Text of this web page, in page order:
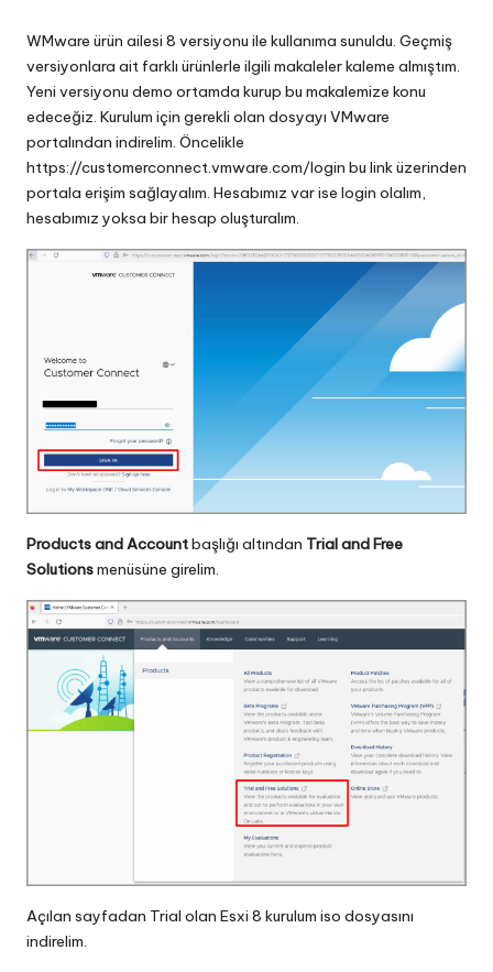
WMware ürün ailesi 8 versiyonu ile kullanıma sunuldu. Geçmiş
versiyonlara ait farklı ürünlerle ilgili makaleler kaleme almıştım.
Yeni versiyonu demo ortamda kurup bu makalemize konu
edeceğiz. Kurulum için gerekli olan dosyayı VMware
portalından indirelim. Öncelikle
https://customerconnect.vmware.com/login bu link üzerinden
portala erişim sağlayalım. Hesabımız var ise login olalım,
hesabımız yoksa bir hesap oluşturalım.
Products and Accountbaşlığı altından Trial and Free
Solutionsmenüsüne girelim.
Açılan sayfadan Trial olan Esxi 8 kurulum iso dosyasını
indirelim.